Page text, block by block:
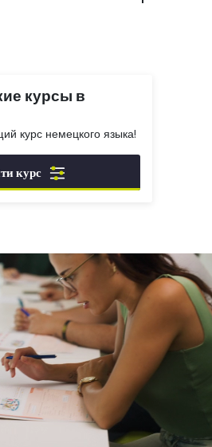
курсы в
курс немецкого языка!
курс